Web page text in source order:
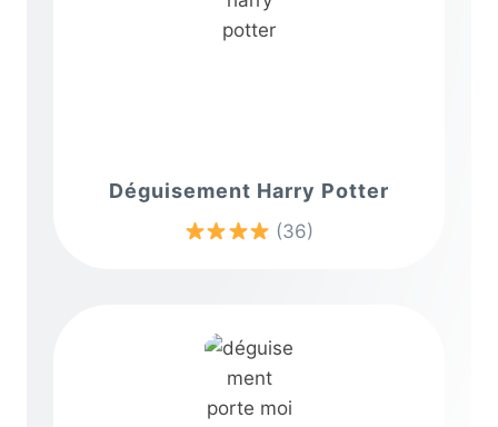
Déguisement Harry Potter
(36)